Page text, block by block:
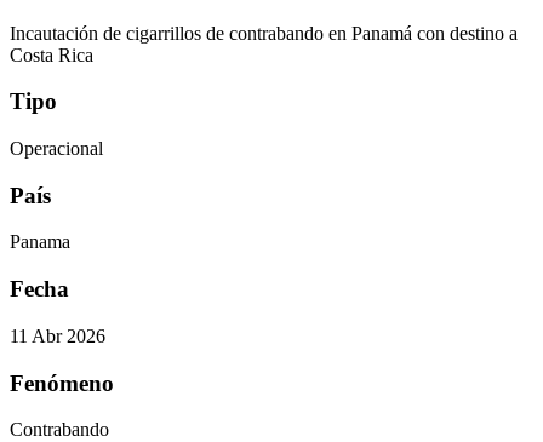
Incautación de cigarrillos de contrabando en Panamá con destino a
Costa Rica
Tipo
Operacional
País
Panama
Fecha
11 Abr 2026
Fenómeno
Contrabando